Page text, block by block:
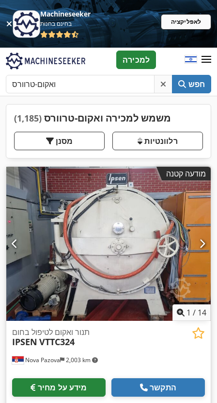
Machineseeker
בחינם בחנות לאפליקציה
חפש
למכירה
משמש למכירה ואקום-טרוורס (1,185)
מסנן רלוונטיות
מודעה קטנה
1 / 14
Nova Pazova 2,003 km
תנור ואקום לטיפול בחום
IPSEN VTTC324
מידע על מחיר התקשר